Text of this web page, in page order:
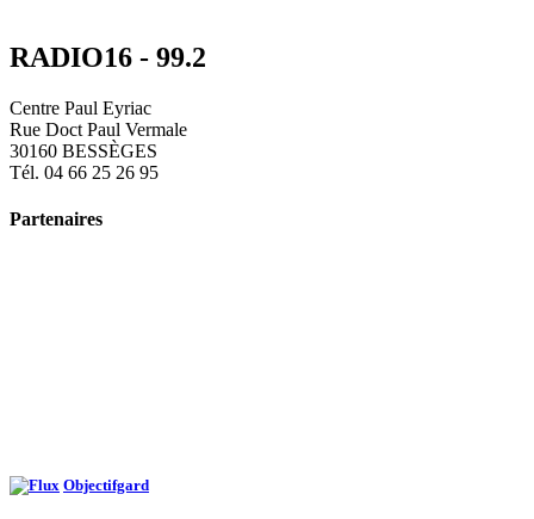
RADIO16 - 99.2
Centre Paul Eyriac
Rue Doct Paul Vermale
30160 BESSÈGES
Tél. 04 66 25 26 95
Partenaires
Objectifgard